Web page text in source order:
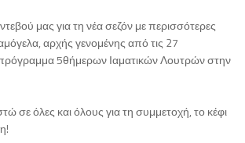
μας για τη νέα σεζόν με περισσότερες
αρχής γενομένης από τις 27
5θήμερων Ιαματικών Λουτρών στην
σε όλες και όλους για τη συμμετοχή, το κέφι